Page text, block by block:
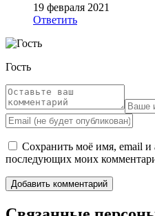
19 февраля 2021
Ответить
Гость
Сохранить моё имя, email и
последующих моих